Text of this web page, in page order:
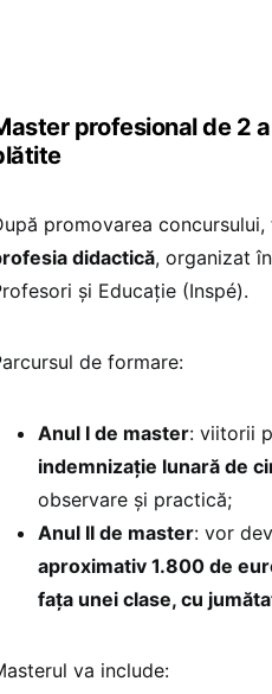
profesional de 2
promovarea
didactică, organizat
și Educație (Inspé).
de formare:
Anul I de master: viitorii
indemnizație lunară de
observare și practică;
Anul II de master: vor
aproximativ 1.800 de
fața unei clase, cu
va include: